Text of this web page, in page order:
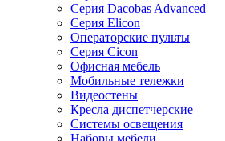
Серия Dacobas Advanced
Серия Elicon
Операторские пульты
Серия Cicon
Офисная мебель
Мобильные тележки
Видеостены
Кресла диспетчерские
Системы освещения
Наборы мебели